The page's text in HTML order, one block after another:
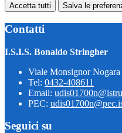
Accetta tutti Salva le
Contatti
I.S.I.S. Bonaldo Stringher
Viale Monsignor
Tel: 0432-408611
Email:
PEC:
Seguici su